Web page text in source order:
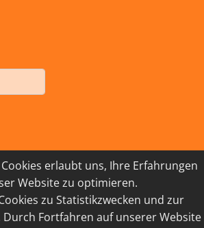
erlaubt uns, Ihre Erfahrungen
Website zu optimieren.
zu Statistikzwecken und zur
Fortfahren auf unserer Website
- Diözese Innsbruck
LINKSAMMLUNG